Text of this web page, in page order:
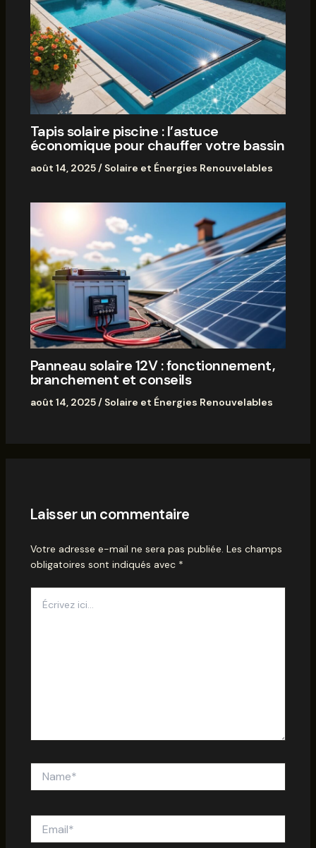
Tapis solaire piscine : l’astuce
économique pour chauffer votre bassin
août 14, 2025/ Solaire et Énergies Renouvelables
Panneau solaire 12V : fonctionnement,
branchement et conseils
août 14, 2025/ Solaire et Énergies Renouvelables
Laisser un commentaire
Votre adresse e-mail ne sera pas publiée. Les champs
obligatoires sont indiqués avec *
ici…